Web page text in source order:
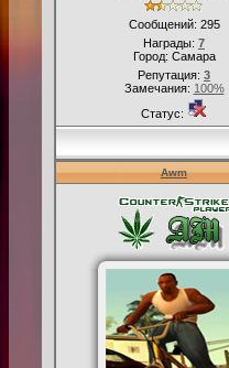
Сообщений: 295
Награды: 7
Город: Самара
Репутация: 3
Замечания: 100%
Статус:
Awm